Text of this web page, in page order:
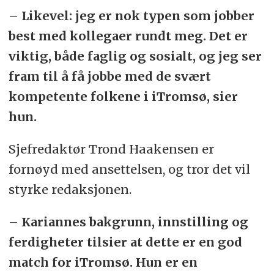
– Likevel: jeg er nok typen som jobber
best med kollegaer rundt meg. Det er
viktig, både faglig og sosialt, og jeg ser
fram til å få jobbe med de svært
kompetente folkene i iTromsø, sier
hun.
Sjefredaktør Trond Haakensen er
fornøyd med ansettelsen, og tror det vil
styrke redaksjonen.
– Kariannes bakgrunn, innstilling og
ferdigheter tilsier at dette er en god
match for iTromsø. Hun er en